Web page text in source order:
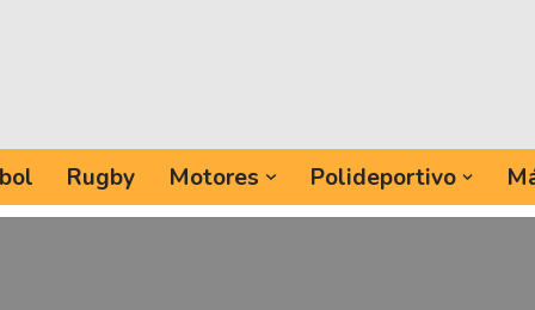
Rugby Motores Polideportivo